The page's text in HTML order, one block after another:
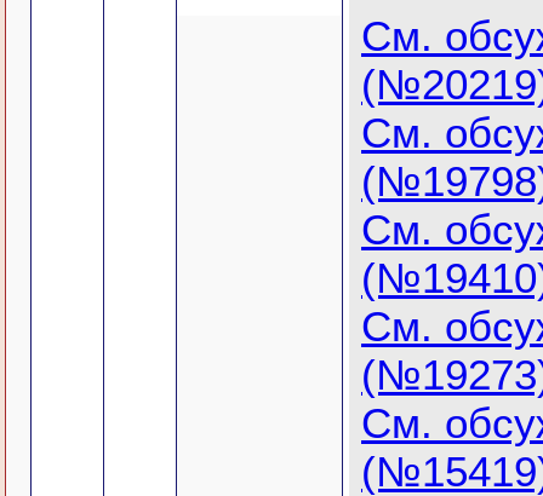
См.
См.
См.
См.
См.